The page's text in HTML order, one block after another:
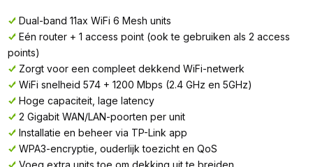
Dual-band 11ax WiFi 6 Mesh units
Eén router + 1 access point (ook te gebruiken als 2 access
points)
Zorgt voor een compleet dekkend WiFi-netwerk
WiFi snelheid 574 + 1200 Mbps (2.4 GHz en 5GHz)
Hoge capaciteit, lage latency
2 Gigabit WAN/LAN-poorten per unit
Installatie en beheer via TP-Link app
WPA3-encryptie, ouderlijk toezicht en QoS
Voeg extra units toe om dekking uit te breiden